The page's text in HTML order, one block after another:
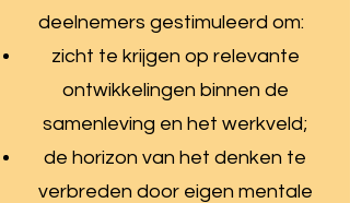
deelnemers gestimuleerd om:
zicht te krijgen op relevante
ontwikkelingen binnen de
samenleving en het werkveld;
de horizon van het denken te
verbreden door eigen mentale